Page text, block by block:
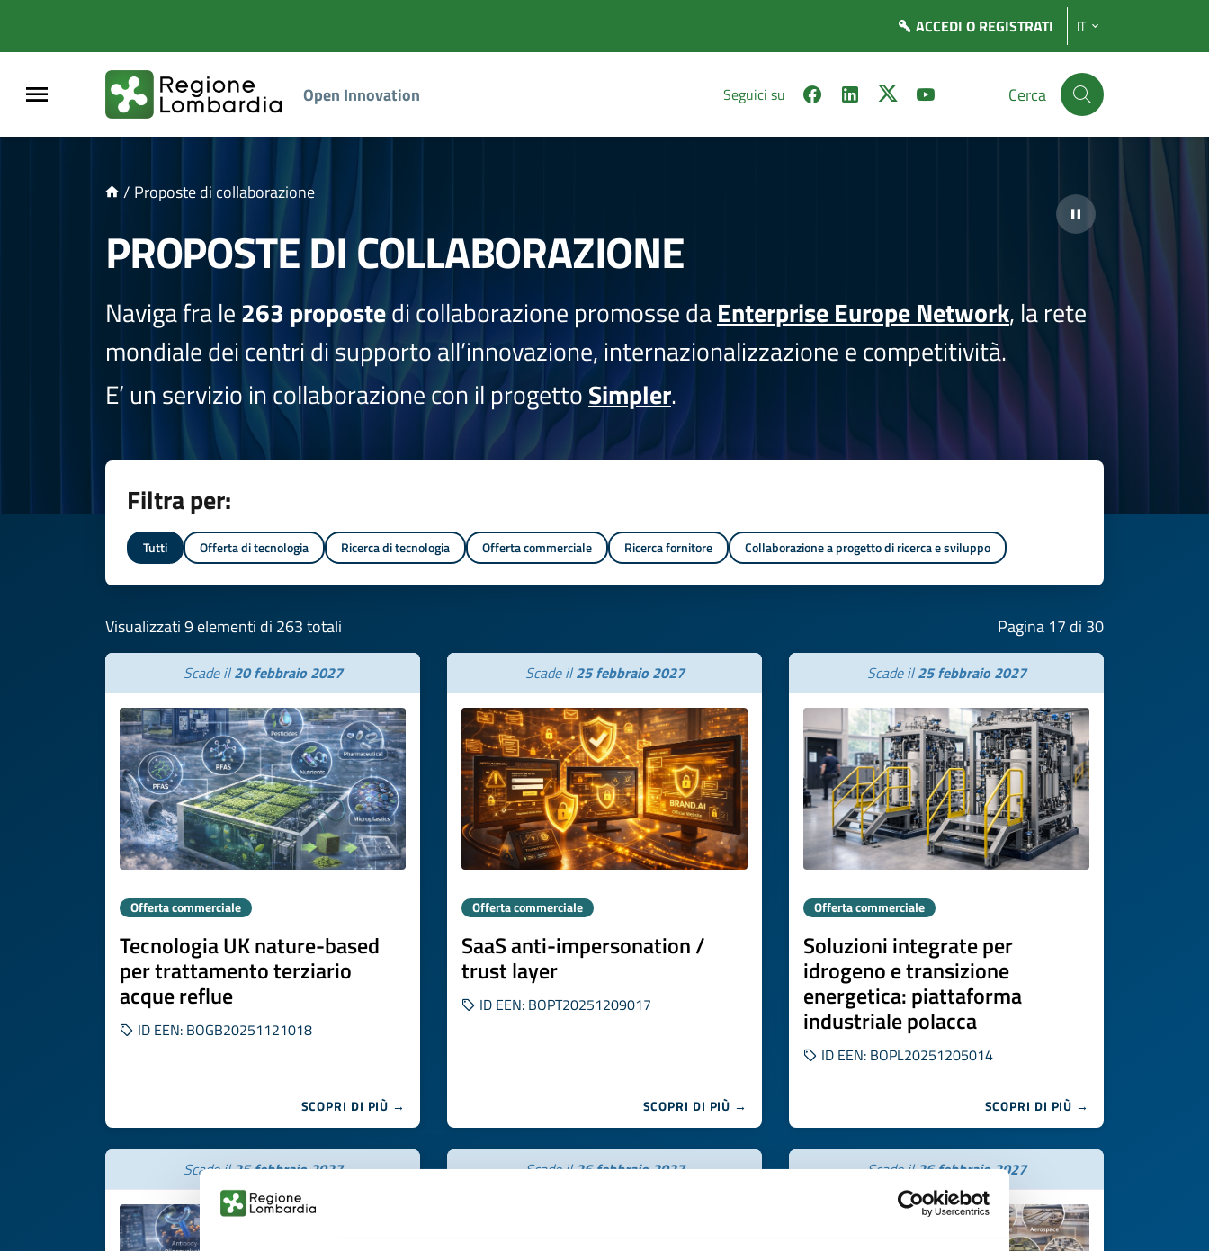
ACCEDI O REGISTRATI IT
Open Innovation Seguici su Cerca
/ Proposte di collaborazione
PROPOSTE DI COLLABORAZIONE
Naviga fra le263 propostedi collaborazione promosse daEnterprise Europe Network, la rete
mondiale dei centri di supporto all’innovazione, internazionalizzazione e competitività.
E’ un servizio in collaborazione con il progettoSimpler.
Filtra per:
Tutti Offerta di tecnologia Ricerca di tecnologia Offerta commerciale Ricerca fornitore Collaborazione a progetto di ricerca e sviluppo
Visualizzati 9 elementi di 263 totali Pagina 17 di 30
Scade il20 febbraio 2027
Offerta commerciale
Tecnologia UK nature-based
per trattamento terziario
acque reflue
ID EEN: BOGB20251121018
SCOPRI DI PIÙ →
Scade il25 febbraio 2027
Offerta commerciale
SaaS anti-impersonation /
trust layer
ID EEN: BOPT20251209017
SCOPRI DI PIÙ →
Scade il25 febbraio 2027
Offerta commerciale
Soluzioni integrate per
idrogeno e transizione
energetica: piattaforma
industriale polacca
ID EEN: BOPL20251205014
SCOPRI DI PIÙ →
Scade il25 febbraio 2027 Scade il26 febbraio 2027 Scade il26 febbraio 2027